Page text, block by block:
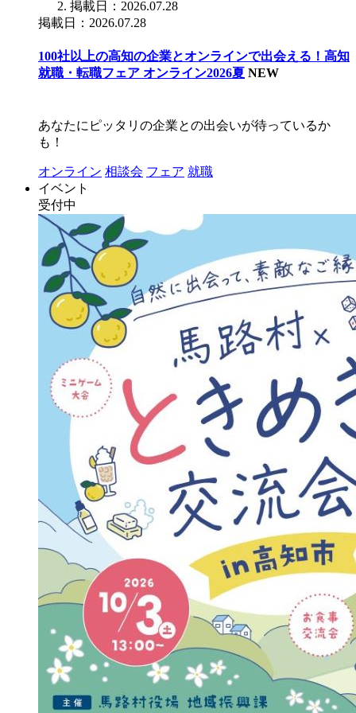
掲載日：2026.07.28
掲載日：2026.07.28
100社以上の高知の企業とオンラインで出会える！高知
就職・転職フェア オンライン2026夏 NEW
あなたにピッタリの企業との出会いが待っているか
も！
オンライン 相談会 フェア 就職
イベント
受付中